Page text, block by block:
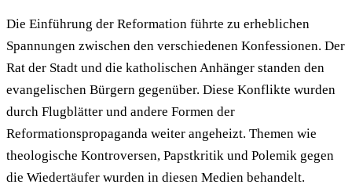
Die Einführung der Reformation führte zu erheblichen
Spannungen zwischen den verschiedenen Konfessionen. Der
Rat der Stadt und die katholischen Anhänger standen den
evangelischen Bürgern gegenüber. Diese Konflikte wurden
durch Flugblätter und andere Formen der
Reformationspropaganda weiter angeheizt. Themen wie
theologische Kontroversen, Papstkritik und Polemik gegen
die Wiedertäufer wurden in diesen Medien behandelt.